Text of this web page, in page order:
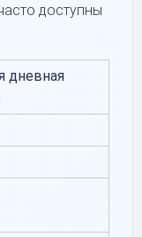
доступны
дневная